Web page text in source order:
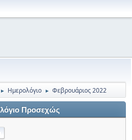
► Ημερολόγιο ► Φεβρουάριος 2022
Προσεχώς